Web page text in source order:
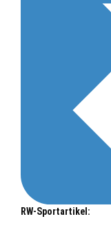
RW-Sportartikel: